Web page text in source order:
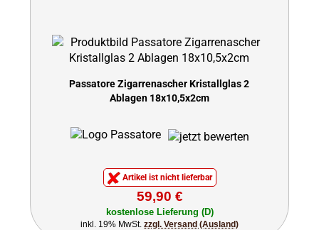
Passatore Zigarrenascher Kristallglas 2
Ablagen 18x10,5x2cm
Artikel ist nicht lieferbar
59,90 €
kostenlose Lieferung (D)
inkl. 19% MwSt. zzgl. Versand (Ausland)